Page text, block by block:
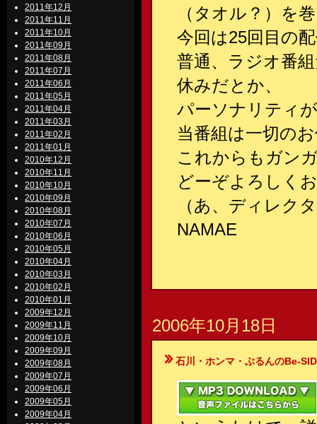
2011年12月
2011年11月
2011年10月
2011年09月
2011年08月
2011年07月
2011年06月
2011年05月
2011年04月
2011年03月
2011年02月
2011年01月
2010年12月
2010年11月
2010年10月
2010年09月
2010年08月
2010年07月
2010年06月
2010年05月
2010年04月
2010年03月
2010年02月
2010年01月
2009年12月
2009年11月
2009年10月
2009年09月
2009年08月
2009年07月
2009年06月
2009年05月
2009年04月
（タオル？）を
今回は25回目の
普通、ラジオ番
休みだとか、
パーソナリティ
当番組は一切の
これからもガン
どーぞよろしく
（あ、ディレク
NAMAE
2006年10月18日
石川・ホンマ・ぶるんのBe-